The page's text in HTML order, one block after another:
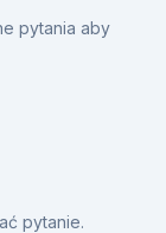
pytania aby
pytanie.